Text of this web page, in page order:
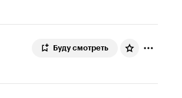
Буду смотреть